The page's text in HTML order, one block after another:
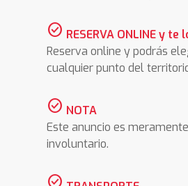
check_circle RESERVA ONLINE y te
Reserva online y podrás
cualquier punto del
check_circle NOTA
Este anuncio es
involuntario.
check_circle